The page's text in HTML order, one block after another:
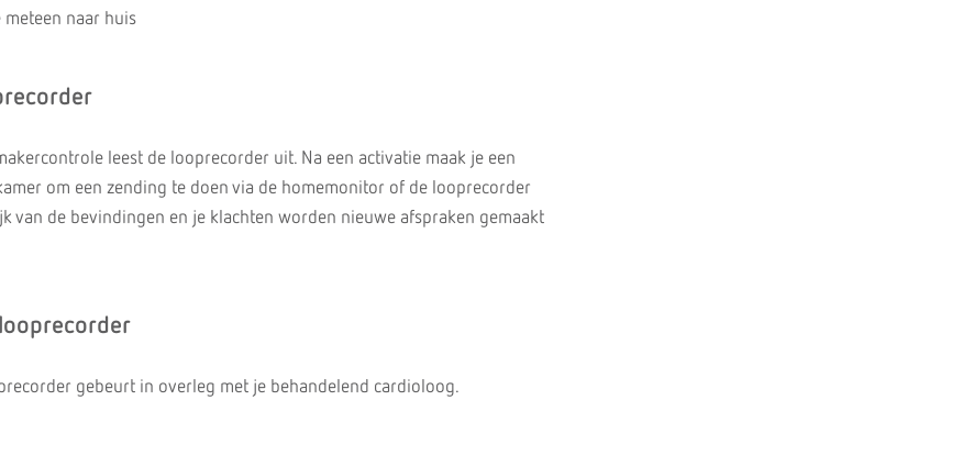
meteen naar huis
leest de looprecorder uit. Na een activatie maak je een
om een zending te doen via de homemonitor of de looprecorder
van de bevindingen en je klachten worden nieuwe afspraken gemaakt
gebeurt in overleg met je behandelend cardioloog.